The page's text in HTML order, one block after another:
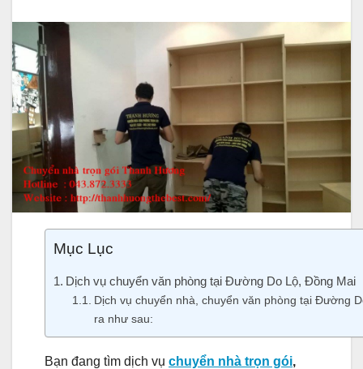
Mục Lục
Dịch vụ chuyển văn phòng tại Đường Do Lộ, Đồng Mai
Dịch vụ chuyển nhà, chuyển văn phòng tại Đường
ra như sau:
Bạn đang tìm dịch vụ chuyển nhà trọn gói,